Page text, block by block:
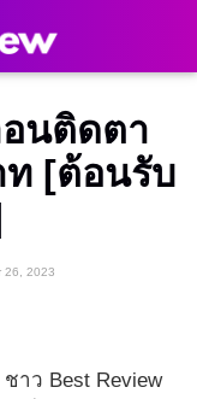
นติดตา
[ต้อนรับ
26, 2023
าว Best Review